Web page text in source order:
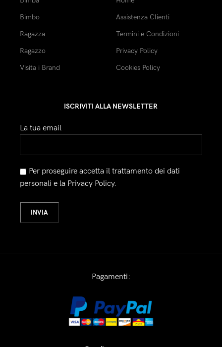
Bimbo
Ragazza
Ragazzo
Visita i Brand
Assistenza Clienti
Termini e Condizioni
Privacy Policy
Cookies Policy
ISCRIVITI ALLA NEWSLETTER
La tua email
Per proseguire accetta il trattamento dei dati
personali e la Privacy Policy.
Pagamenti: